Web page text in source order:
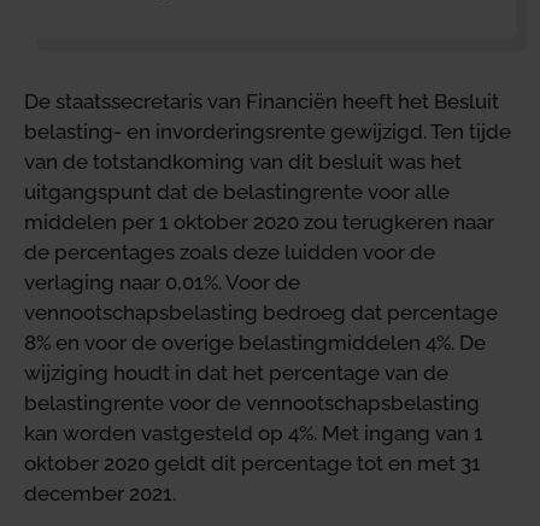
De staatssecretaris van Financiën heeft het Besluit
belasting- en invorderingsrente gewijzigd. Ten tijde
van de totstandkoming van dit besluit was het
uitgangspunt dat de belastingrente voor alle
middelen per 1 oktober 2020 zou terugkeren naar
de percentages zoals deze luidden voor de
verlaging naar 0,01%. Voor de
vennootschapsbelasting bedroeg dat percentage
8% en voor de overige belastingmiddelen 4%. De
wijziging houdt in dat het percentage van de
belastingrente voor de vennootschapsbelasting
kan worden vastgesteld op 4%. Met ingang van 1
oktober 2020 geldt dit percentage tot en met 31
december 2021.